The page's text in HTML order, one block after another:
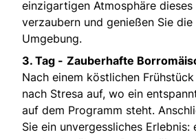
einzigartigen Atmosphäre dieses
verzaubern und genießen Sie
Umgebung.
3. Tag - Zauberhafte
Nach einem köstlichen
nach Stresa auf, wo ein
auf dem Programm steht.
Sie ein unvergessliches